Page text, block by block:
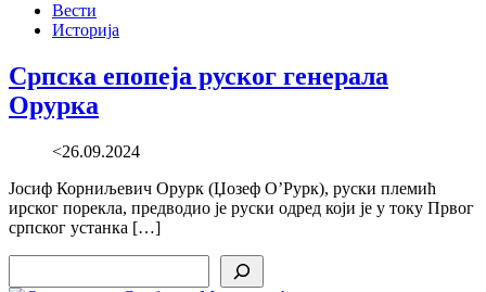
Вести
Историја
Српска епопеја руског генерала
Орурка
<26.09.2024
Јосиф Корниљевич Орурк (Џозеф О’Рурк), руски племић
ирског порекла, предводио је руски одред који је у току Првог
српског устанка […]